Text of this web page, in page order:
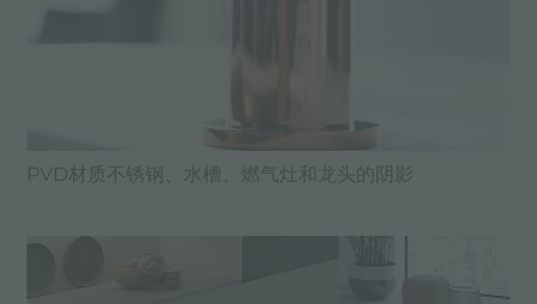
PVD材质不锈钢、水槽、燃气灶和龙头的阴影